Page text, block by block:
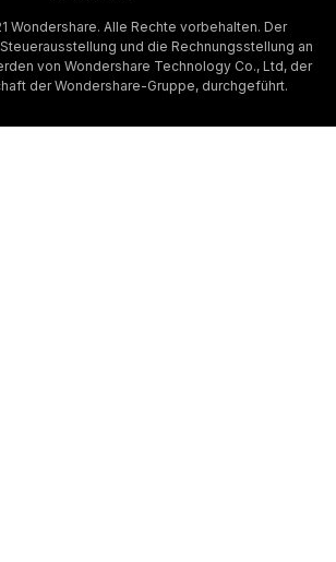
Wondershare. Alle Rechte vorbehalten. Der
und die Rechnungsstellung an
von Wondershare Technology Co., Ltd, der
der Wondershare-Gruppe, durchgeführt.